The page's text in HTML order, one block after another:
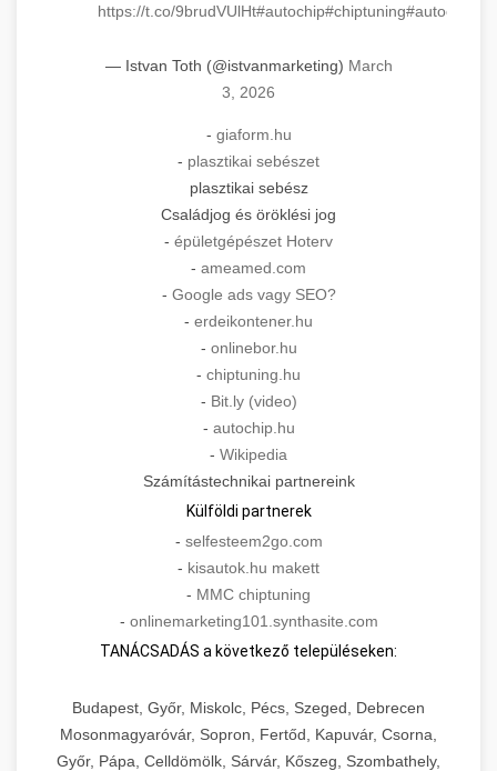
https://t.co/9brudVUlHt#autochip#chiptuning#autochip
— Istvan Toth (@istvanmarketing) March
3, 2026
- giaform.hu
- plasztikai sebészet
plasztikai sebész
Családjog és öröklési jog
- épületgépészet Hoterv
- ameamed.com
- Google ads vagy SEO?
- erdeikontener.hu
- onlinebor.hu
- chiptuning.hu
- Bit.ly (video)
- autochip.hu
- Wikipedia
Számítástechnikai partnereink
Külföldi partnerek
- selfesteem2go.com
- kisautok.hu makett
- MMC chiptuning
- onlinemarketing101.synthasite.com
TANÁCSADÁS a következő településeken:
Budapest, Győr, Miskolc, Pécs, Szeged, Debrecen
Mosonmagyaróvár, Sopron, Fertőd, Kapuvár, Csorna,
Győr, Pápa, Celldömölk, Sárvár, Kőszeg, Szombathely,